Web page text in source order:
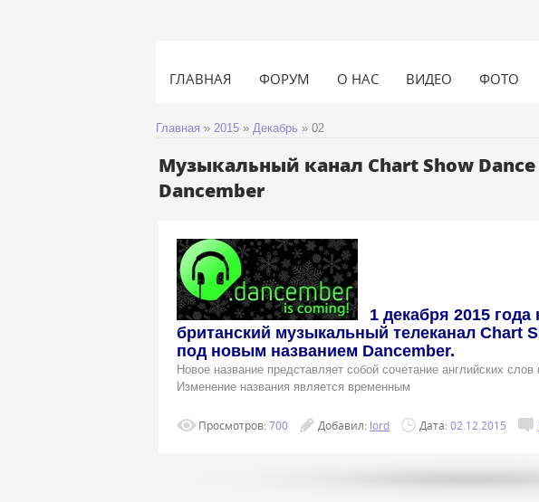
ГЛАВНАЯ ФОРУМ О НАС ВИДЕО ФОТО
Главная » 2015 » Декабрь » 02
Музыкальный канал Chart Show
Dancember
1 декабря 2015
британский музыкальный телеканал Chart
под новым названием Dancember.
Новое название представляет собой сочетание английских
Изменение названия является временным
Просмотров: 700 Добавил: lord Дата: 02.12.2015